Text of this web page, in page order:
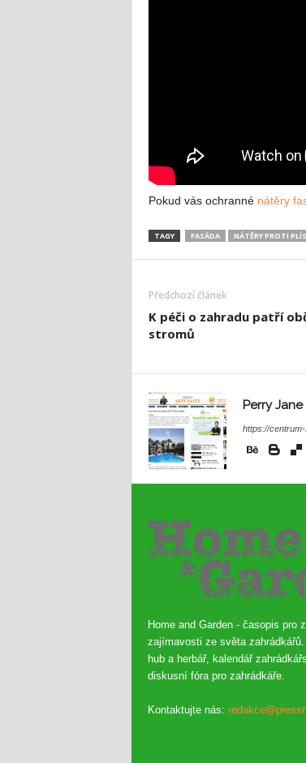
Pokud vás ochranné nátěry
TAGY FASÁDA NÁTĚRY PROTI
Předchozí článek
K péči o zahradu patří
stromů
Perry Jane
https://
Home and Garden - časopis pro
zajímavosti ze světa
hub a herbář, kalendář
diskusní fóra pro zahrádkáře.
Kontaktujte nás: